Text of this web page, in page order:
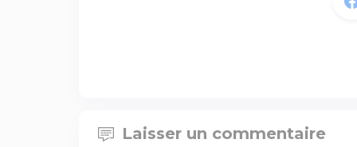
Laisser un commentaire